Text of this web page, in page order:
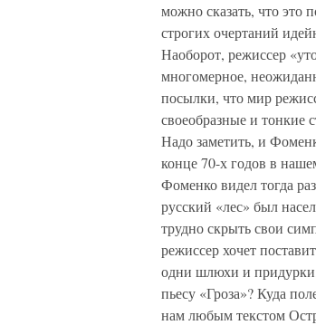
можно сказать, что это
строгих очертаний
Наоборот, режиссер
многомерное,
посылки, что мир
своеобразные и тонкие
Надо заметить, и
конце 70-х годов в
Фоменко видел тогда
русский «лес» был
трудно скрыть свои
режиссер хочет
одни шлюхи и придурки,
пьесу «Гроза»? Куда
нам любым текстом